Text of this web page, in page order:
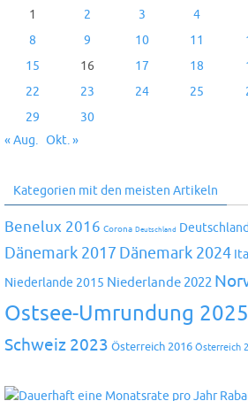
1 2 3 4
8
9 10 11
15
16 17 18
22
23 24 25
29
30
« Aug. Okt. »
Kategorien mit den meisten Artikeln
Benelux 2016 Corona Deutschland
Dänemark 2017 Dänemark 2024
Niederlande 2015 Niederlande 2022
Ostsee-Umrundung 2025
Schweiz 2023 Österreich 2016 Österreich